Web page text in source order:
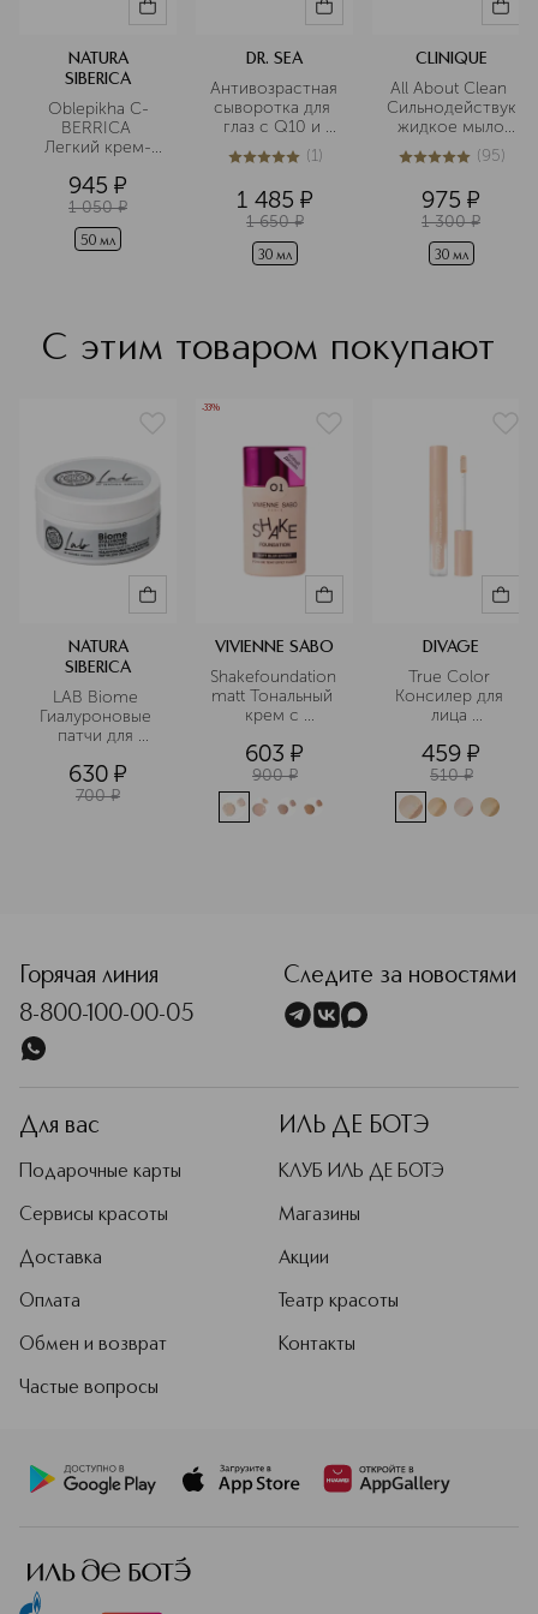
NATURA
SIBERICA
Oblepikha C-
BERRICA
Легкий крем-
тонизирующий
945 ¤
1 050 ¤
50 мл
DR. SEA
Антивозрастная
сыворотка для
глаз с Q10 и
витамином С
5из 51 (1)
1 485 ¤
1 650 ¤
30 мл
CLINIQUE
All About Clean
жидкое мыло
для жирной
кожи в
формате
4.9из595 (95)
975 ¤
1 300 ¤
30 мл
С этим товаром покупают
NATURA
SIBERICA
LAB Biome
Гиалуроновые
патчи для
глаз
увлажняющие
630 ¤
700 ¤
-33%
VIVIENNE SABO
Shakefoundation
matt Тональный
крем с
блюр эффектом
603 ¤
900 ¤
DIVAGE
True Color
Консилер для
лица
459 ¤
510 ¤
Горячая линия
8-800-100-00-05
Следите за новостями
Для вас
Подарочные карты
Сервисы красоты
Доставка
Оплата
Обмен и возврат
Частые вопросы
ИЛЬ ДЕ БОТЭ
КЛУБ ИЛЬ ДЕ БОТЭ
Магазины
Акции
Театр красоты
Контакты